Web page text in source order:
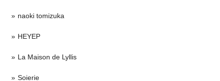
naoki tomizuka
HEYEP
La Maison de Lyllis
Soierie